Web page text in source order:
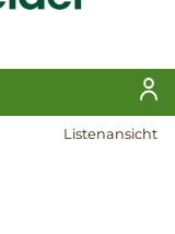
Listenansicht